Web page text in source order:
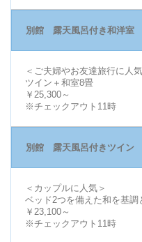
別館 露天風呂付き和洋室
＜ご夫婦やお友達旅行に人
ツイン＋和室8畳
￥25,300～
※チェックアウト11時
別館 露天風呂付きツイン
＜カップルに人気＞
ベッド2つを備えた和を基
￥23,100～
※チェックアウト11時